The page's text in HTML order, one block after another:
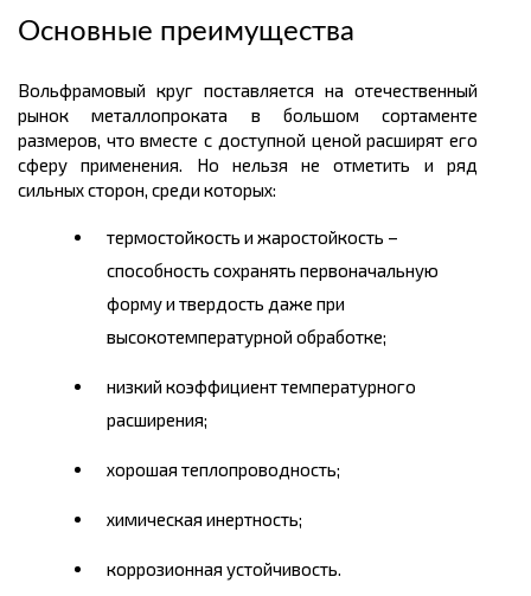
Основные преимущества
Вольфрамовый круг поставляется на отечественный
рынок металлопроката в большом сортаменте
размеров, что вместе с доступной ценойрасширят его
сферу применения. Но нельзя не отметить и ряд
сильных сторон, среди которых:
термостойкость и жаростойкость –
способность сохранять первоначальную
форму и твердость даже при
высокотемпературной обработке;
низкий коэффициент температурного
расширения;
хорошая теплопроводность;
химическая инертность;
коррозионная устойчивость.